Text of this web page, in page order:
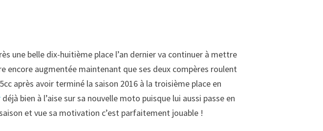
une belle dix-huitième place l’an dernier va continuer à mettre
encore augmentée maintenant que ses deux compères roulent
après avoir terminé la saison 2016 à la troisième place en
déjà bien à l’aise sur sa nouvelle moto puisque lui aussi passe en
et vue sa motivation c’est parfaitement jouable !